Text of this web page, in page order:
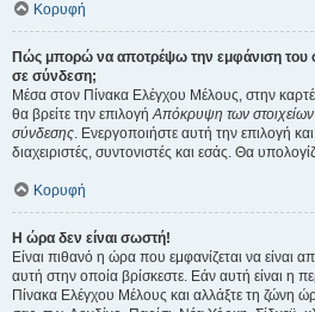
Κορυφή
Πώς μπορώ να αποτρέψω την εμφάνιση του
σε σύνδεση;
Μέσα στον Πίνακα Ελέγχου Μέλους, στην
θα βρείτε την επιλογήΑπόκρυψη των στοιχείων
σύνδεσης. Ενεργοποιήστε αυτή την επιλογή
διαχειριστές, συντονιστές και εσάς. Θα
Κορυφή
Η ώρα δεν είναι σωστή!
Είναι πιθανό η ώρα που εμφανίζεται να είναι
αυτή στην οποία βρίσκεστε. Εάν αυτή είναι η
Πίνακα Ελέγχου Μέλους και αλλάξτε τη ζώνη